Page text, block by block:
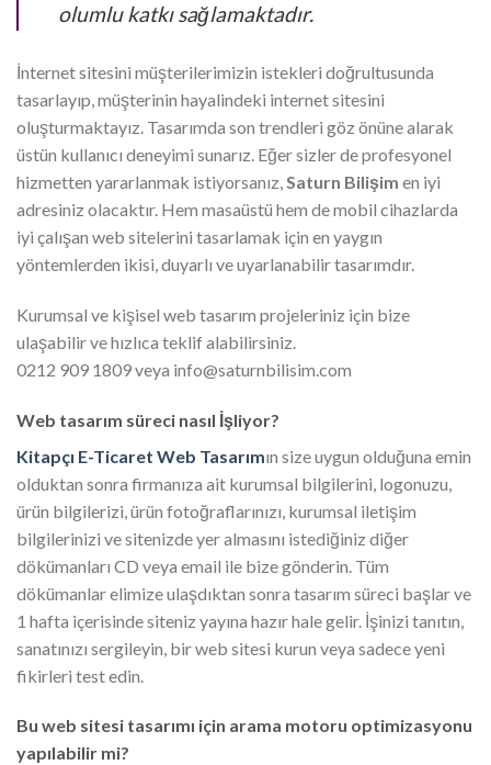
olumlu katkı sağlamaktadır.
İnternet sitesini müşterilerimizin istekleri doğrultusunda
tasarlayıp, müşterinin hayalindeki internet sitesini
oluşturmaktayız. Tasarımda son trendleri göz önüne alarak
üstün kullanıcı deneyimi sunarız. Eğer sizler de profesyonel
hizmetten yararlanmak istiyorsanız,Saturn Bilişim en iyi
adresiniz olacaktır. Hem masaüstü hem de mobil cihazlarda
iyi çalışan web sitelerini tasarlamak için en yaygın
yöntemlerden ikisi, duyarlı ve uyarlanabilir tasarımdır.
Kurumsal ve kişisel web tasarım projeleriniz için bize
ulaşabilir ve hızlıca teklif alabilirsiniz.
0212 909 1809 veya info@saturnbilisim.com
Web tasarım süreci nasıl İşliyor?
Kitapçı E-Ticaret Web Tasarımın size uygun olduğuna emin
olduktan sonra firmanıza ait kurumsal bilgilerini, logonuzu,
ürün bilgilerizi, ürün fotoğraflarınızı, kurumsal iletişim
bilgilerinizi ve sitenizde yer almasını istediğiniz diğer
dökümanları CD veya email ile bize gönderin. Tüm
dökümanlar elimize ulaşdıktan sonra tasarım süreci başlar ve
1 hafta içerisinde siteniz yayına hazır hale gelir. İşinizi tanıtın,
sanatınızı sergileyin, bir web sitesi kurun veya sadece yeni
fikirleri test edin.
Bu web sitesi tasarımı için arama motoru optimizasyonu
yapılabilir mi?